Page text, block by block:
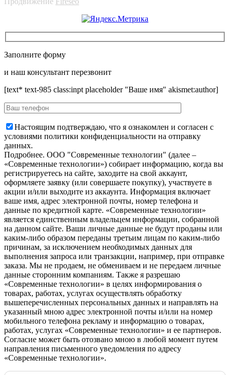
Заполните форму
и наш консультант перезвонит
[text* text-985 class:inpt placeholder "Ваше имя" akismet:author]
Настоящим подтверждаю, что я ознакомлен и согласен с
условиями политики конфиденциальности на отправку
данных.
Подробнее. OOO "Современные технологии" (далее –
«Современные технологии») собирает информацию, когда вы
регистрируетесь на сайте, заходите на свой аккаунт,
оформляете заявку (или совершаете покупку), участвуете в
акции и/или выходите из аккаунта. Информация включает
ваше имя, адрес электронной почты, номер телефона и
данные по кредитной карте. «Современные технологии»
является единственным владельцем информации, собранной
на данном сайте. Ваши личные данные не будут проданы или
каким-либо образом переданы третьим лицам по каким-либо
причинам, за исключением необходимых данных для
выполнения запроса или транзакции, например, при отправке
заказа. Мы не продаем, не обмениваем и не передаем личные
данные сторонним компаниям. Также я разрешаю
«Современные технологии» в целях информирования о
товарах, работах, услугах осуществлять обработку
вышеперечисленных персональных данных и направлять на
указанный мною адрес электронной почты и/или на номер
мобильного телефона рекламу и информацию о товарах,
работах, услугах «Современные технологии» и ее партнеров.
Согласие может быть отозвано мною в любой момент путем
направления письменного уведомления по адресу
«Современные технологии».